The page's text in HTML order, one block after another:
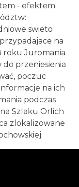
- efektem
swieto
na
roku Juromania
przeniesienia
poczuc
na ich
podczas
Szlaku Orlich
zlokalizowane